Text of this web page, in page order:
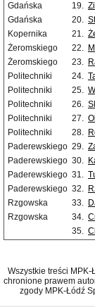
Gdańska
19.
Gdańska
20.
Kopernika
21.
Żeromskiego
22.
Żeromskiego
23.
Politechniki
24.
Politechniki
25.
Politechniki
26.
Politechniki
27.
Politechniki
28.
Paderewskiego 29.
Paderewskiego 30.
Paderewskiego 31.
Paderewskiego 32.
Rzgowska
33.
Rzgowska
34.
35.
Wszystkie treści
chronione prawem
zgody MPK-Łódź